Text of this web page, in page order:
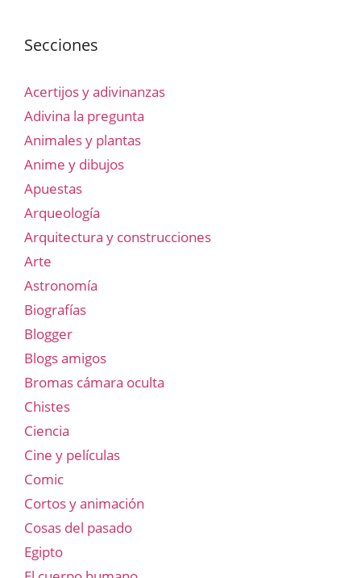
Secciones
Acertijos y adivinanzas
Adivina la pregunta
Animales y plantas
Anime y dibujos
Apuestas
Arqueología
Arquitectura y construcciones
Arte
Astronomía
Biografías
Blogger
Blogs amigos
Bromas cámara oculta
Chistes
Ciencia
Cine y películas
Comic
Cortos y animación
Cosas del pasado
Egipto